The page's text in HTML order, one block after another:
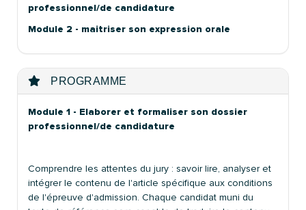
professionnel/de candidature
Module 2 - maitriser son expression orale
PROGRAMME
Module 1 - Elaborer et formaliser son dossier
professionnel/de candidature
Comprendre les attentes du jury : savoir lire, analyser et
intégrer le contenu de l'article spécifique aux conditions
de l'épreuve d'admission. Chaque candidat muni du